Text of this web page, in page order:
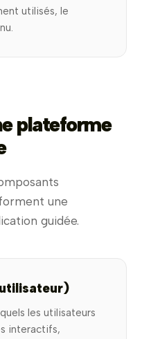
utilisés, le
plateforme
une
guidée.
les utilisateurs
interactifs,